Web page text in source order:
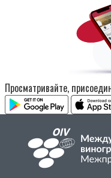
Просматривайте,